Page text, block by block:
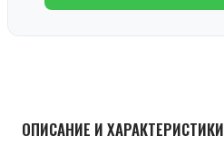
ОПИСАНИЕ И ХАРАКТЕРИСТИКИ